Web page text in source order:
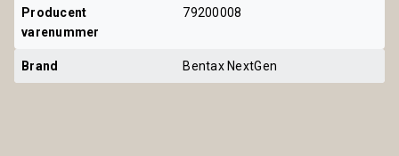
Producent
varenummer
79200008
Brand Bentax NextGen